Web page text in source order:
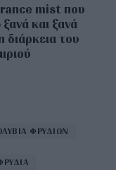
mist που
και ξανά
διάρκεια του
ΦΡΥΔΙΩΝ